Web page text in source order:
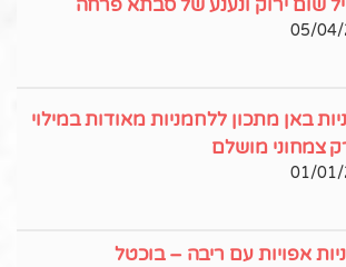
שום ירוק ונענע של סבתא פרחה
05/04/
באן מתכון ללחמניות מאודות במילוי
צמחוני מושלם
01/01/
אפויות עם ריבה – בוכטל